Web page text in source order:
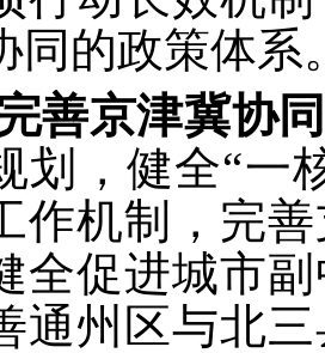
同的政策体系
善京津冀协
划，健全“一
作机制，完
全促进城市
通州区与北